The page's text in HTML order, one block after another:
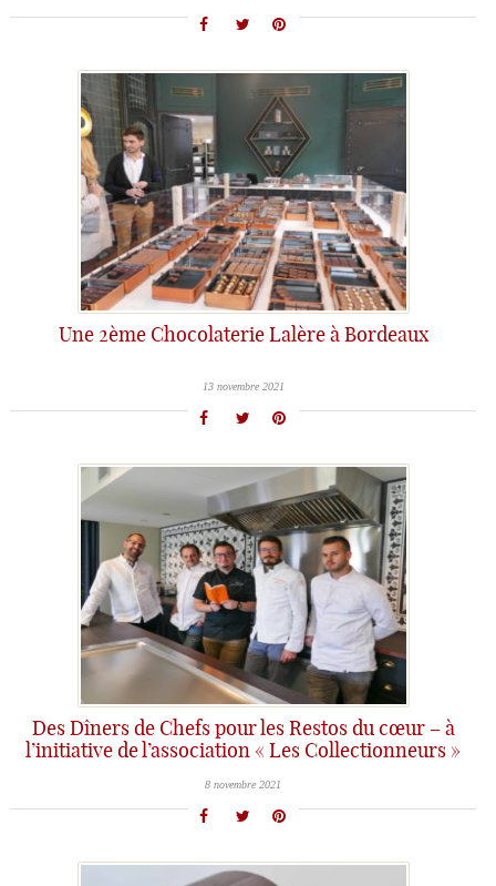
Une 2ème Chocolaterie Lalère à Bordeaux
13 novembre 2021
Des Dîners de Chefs pour les Restos du cœur – à
l’initiative de l’association « Les Collectionneurs »
8 novembre 2021